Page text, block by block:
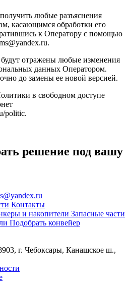
любые разъяснения
касающимся обработки его
к Оператору с помощью
отражены любые изменения
данных Оператором.
до замены ее новой версией.
в свободном доступе
politic.
решение под вашу
Контакты
и накопители Запасные части
Подобрать конвейер
г. Чебоксары, Канашское ш.,